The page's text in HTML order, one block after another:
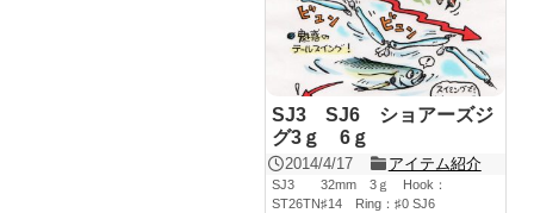
SJ3 SJ6 ショアーズジ
グ3ｇ 6ｇ
2014/4/17 アイテム紹介
SJ3 32mm 3ｇ Hook：
ST26TN♯14 Ring：♯0 SJ6